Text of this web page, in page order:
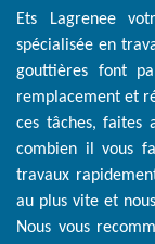
Ets Lagrenee
spécialisée en
gouttières font
remplacement et
ces tâches, faites
combien il vous
travaux
au plus vite et
Nous vous